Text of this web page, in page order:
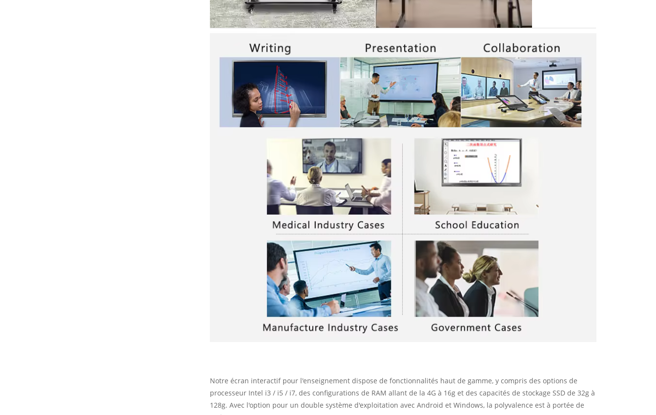
Notre écran interactif pour l'enseignement dispose de fonctionnalités haut de gamme, y compris des options de
processeur Intel i3 / i5 / i7, des configurations de RAM allant de la 4G à 16g et des capacités de stockage SSD de 32g à
128g. Avec l'option pour un double système d'exploitation avec Android et Windows, la polyvalence est à portée de